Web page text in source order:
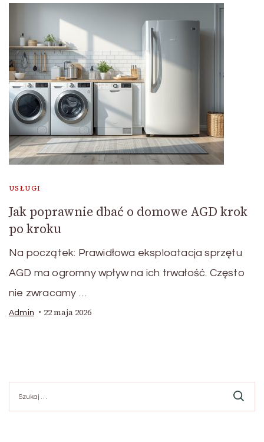
USŁUGI
Jak poprawnie dbać o domowe AGD krok
po kroku
Na początek: Prawidłowa eksploatacja sprzętu
AGD ma ogromny wpływ na ich trwałość. Często
nie zwracamy …
Admin 22 maja 2026